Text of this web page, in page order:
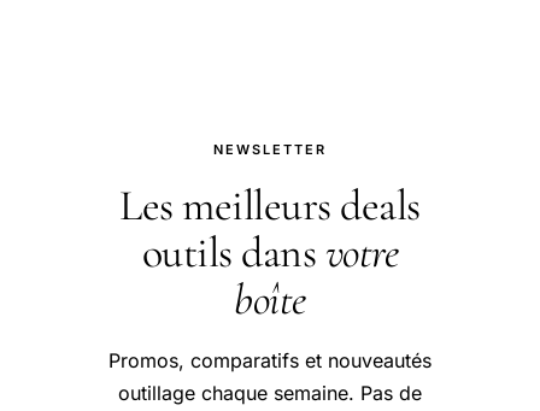
NEWSLETTER
Les meilleurs deals
outils dansvotre
boîte
Promos, comparatifs et nouveautés
outillage chaque semaine. Pas de